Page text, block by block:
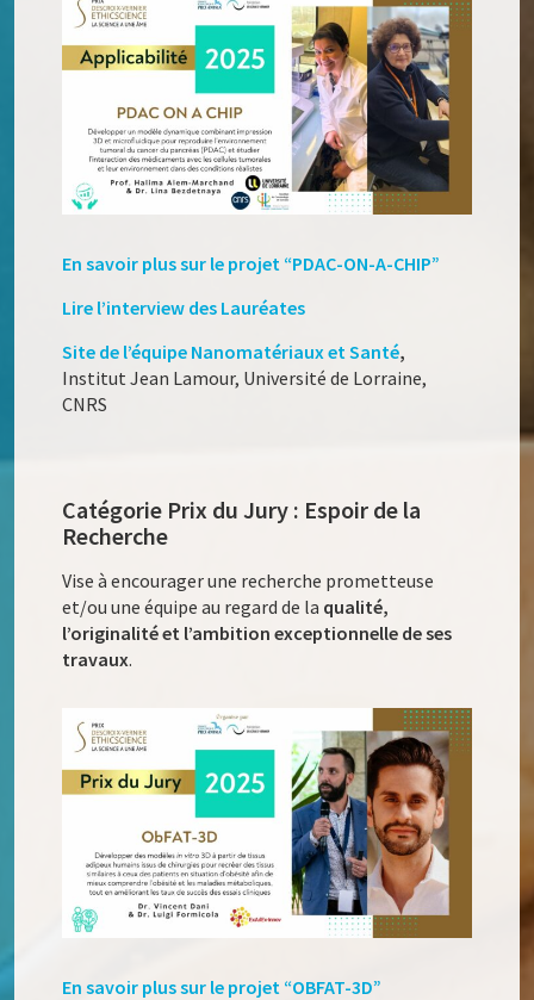
En savoir plus sur le projet “PDAC-ON-A-CHIP”
Lire l’interview des Lauréates
Site de l’équipe Nanomatériaux et Santé,
Institut Jean Lamour, Université de Lorraine,
CNRS
Catégorie Prix du Jury : Espoir de la
Recherche
Vise à encourager une recherche prometteuse
et/ou une équipe au regard de la qualité,
l’originalité et l’ambition exceptionnelle de ses
travaux.
En savoir plus sur le projet “OBFAT-3D”